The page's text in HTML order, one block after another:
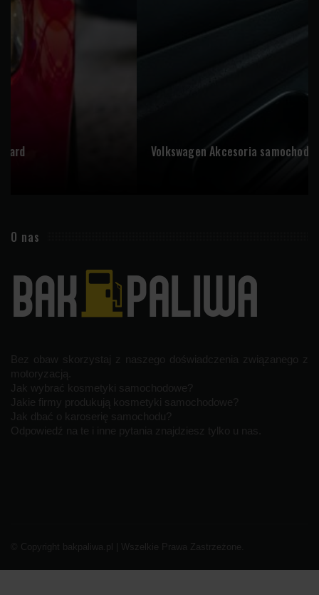
Volkswagen Akcesoria samochodowe
O nas
Bez obaw skorzystaj z naszego doświadczenia związanego z
motoryzacją.
Jak wybrać kosmetyki samochodowe?
Jakie firmy produkują kosmetyki samochodowe?
Jak dbać o karoserię samochodu?
Odpowiedź na te i inne pytania znajdziesz tylko u nas.
© Copyright bakpaliwa.pl | Wszelkie Prawa Zastrzeżone.